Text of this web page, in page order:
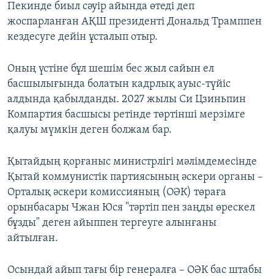
Пекинде биыл сәуір айында өтеді деп
жоспарланған АҚШ президенті Дональд Трамппен
кездесуге дейін ұсталып отыр.
Оның үстіне бұл шешім бес жыл сайын ел
басшылығында болатын кадрлық ауыс-түйіс
алдында қабылданды. 2027 жылы Си Цзиньпин
Компартия басшысы ретінде төртінші мерзімге
қалуы мүмкін деген болжам бар.
Қытайдың қорғаныс министрлігі мәлімдемесінде
Қытай коммунистік партиясының әскери органы –
Орталық әскери комиссияның (ОӘК) төраға
орынбасары Чжан Юся "тәртіп пен заңды өрескел
бұзды" деген айыппен тергеуге алынғаны
айтылған.
Осындай айып тағы бір генералға – ОӘК бас штабы